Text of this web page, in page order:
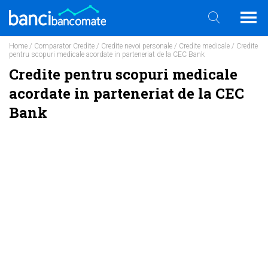
Home / Comparator Credite / Credite nevoi personale / Credite medicale / Credite
pentru scopuri medicale acordate in parteneriat de la CEC Bank
Credite pentru scopuri medicale
acordate in parteneriat de la CEC
Bank